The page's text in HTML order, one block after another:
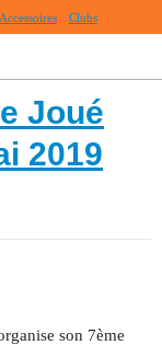
Accessoires Clubs
Joué
2019
son 7ème